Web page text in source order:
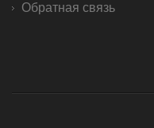
Обратная связь